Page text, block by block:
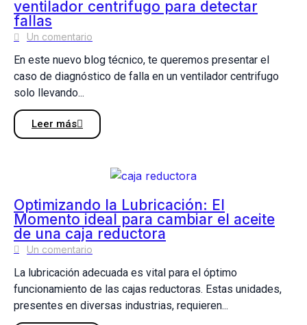
ventilador centrifugo para detectar
fallas
Un comentario
En este nuevo blog técnico, te queremos presentar el
caso de diagnóstico de falla en un ventilador centrifugo
solo llevando...
Leer más
Optimizando la Lubricación: El
Momento ideal para cambiar el aceite
de una caja reductora
Un comentario
La lubricación adecuada es vital para el óptimo
funcionamiento de las cajas reductoras. Estas unidades,
presentes en diversas industrias, requieren...